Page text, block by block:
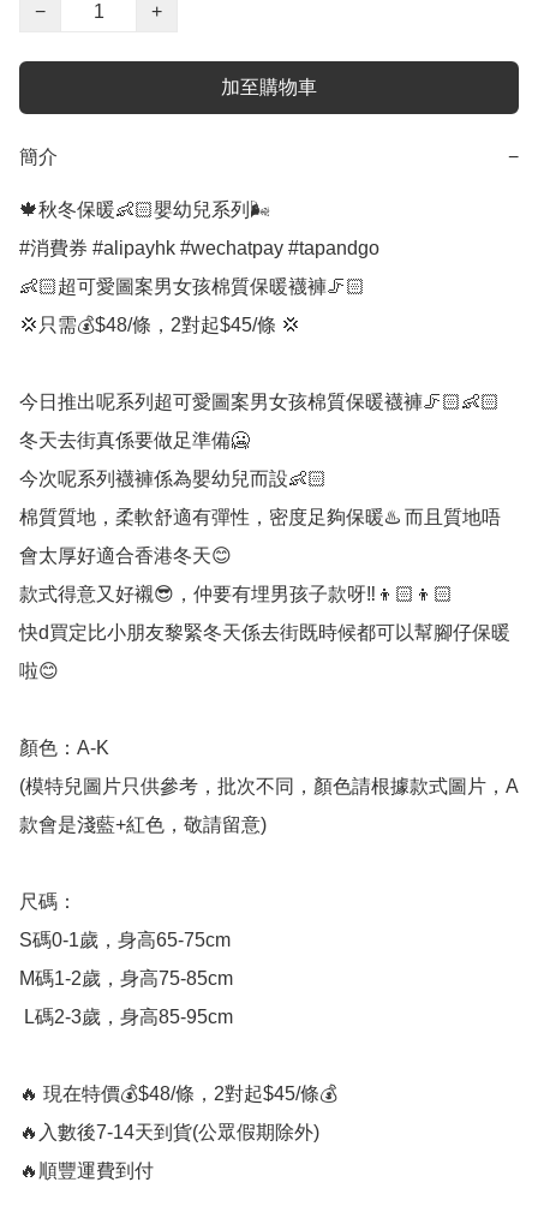
−
+
加至購物車
簡介 −
🍁秋冬保暖👶🏻嬰幼兒系列🌬
#消費券 #alipayhk #wechatpay #tapandgo
👶🏻超可愛圖案男女孩棉質保暖襪褲🦵🏻
💢只需💰$48/條，2對起$45/條 💢
今日推出呢系列超可愛圖案男女孩棉質保暖襪褲🦵🏻👶🏻
冬天去街真係要做足準備🥶
今次呢系列襪褲係為嬰幼兒而設👶🏻
棉質質地，柔軟舒適有彈性，密度足夠保暖♨️ 而且質地唔
會太厚好適合香港冬天😊
款式得意又好襯😎，仲要有埋男孩子款呀‼️👦🏻👦🏻️
快d買定比小朋友黎緊冬天係去街既時候都可以幫腳仔保暖
啦😊
顏色：A-K
(模特兒圖片只供參考，批次不同，顏色請根據款式圖片，A
款會是淺藍+紅色，敬請留意)
尺碼：
S碼0-1歲，身高65-75cm
M碼1-2歲，身高75-85cm
🔥 現在特價💰$48/條，2對起$45/條💰
🔥入數後7-14天到貨(公眾假期除外)
🔥順豐運費到付